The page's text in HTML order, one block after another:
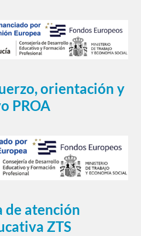
orientación y
PROA
de atención
ZTS